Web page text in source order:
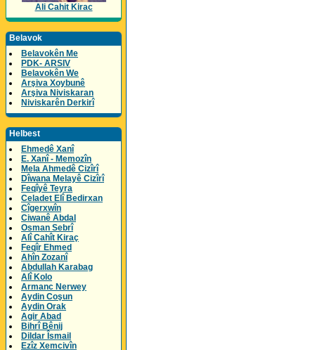
Ali Cahit Kirac
Belavok
Belavokên Me
PDK- ARSIV
Belavokên We
Arşiva Xoybunê
Arşiva Niviskaran
Niviskarên Derkirî
Helbest
Ehmedê Xanî
E. Xanî - Memozîn
Mela Ahmedê Cizîrî
Dîwana Melayê Cizîrî
Feqîyê Teyra
Celadet Elî Bedirxan
Cîgerxwîn
Ciwanê Abdal
Osman Sebrî
Alî Cahît Kiraç
Feqîr Ehmed
Ahîn Zozanî
Abdullah Karabag
Alî Kolo
Armanc Nerwey
Aydin Coşun
Aydin Orak
Agir Abad
Bihrî Bênij
Dildar Îsmail
Ezîz Xemcivîn